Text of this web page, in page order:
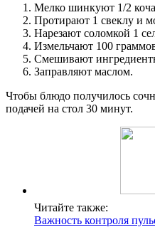
Мелко шинкуют 1/2
Протирают 1 свеклу и
Нарезают соломкой 1
Измельчают 100
Смешивают
Заправляют маслом.
Чтобы блюдо получилось
подачей на стол 30 минут.
Читайте также:
Важность контроля